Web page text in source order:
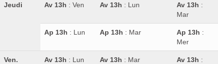
Jeudi Av 13h : Ven Av 13h : Lun Av 13h :
Mar
Ap 13h : Lun Ap 13h : Mar Ap 13h :
Mer
Ven. Av 13h : Lun Av 13h : Mar Av 13h :